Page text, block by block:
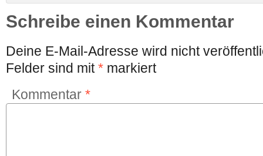
Schreibe einen Kommentar
Deine E-Mail-Adresse wird nicht
Felder sind mit* markiert
Kommentar *